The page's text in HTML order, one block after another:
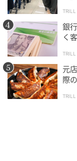
その想いが行動
は、幸せなこと
一方で、家族の
いるのだろうか
れました。
い
銀
く
元
際